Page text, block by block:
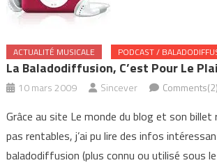
ACTUALITÉ MUSICALE PODCAST /
La Baladodiffusion, C’est Pour Le
10 mars 2009 Sincever Comments(2)
Grâce au site Le monde du blog et son billet
pas rentables, j’ai pu lire des infos
baladodiffusion (plus connu ou utilisé sous